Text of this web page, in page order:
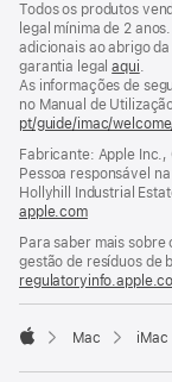
Todos os produtos
legal mínima de 2
adicionais ao abrigo
garantia legalaqui.
As informações de
no Manual de
pt/guide/imac/
Fabricante: Apple
Pessoa responsável
Hollyhill Industrial
apple.com(abre
nova
janela)
Para saber mais
gestão de resíduos de
Mac iMac